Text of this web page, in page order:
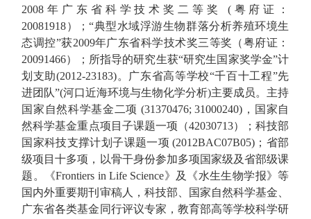
2008 年广东省科学技术奖二等奖 (粤府证：
20081918） ；“典型水域浮游生物群落分析养殖环境生
态调控”获2009年广东省科学技术奖三等奖（粤府证：
20091466） ； 所指导的研究生获“研究生国家奖学金”计
划支助(2012-23183)。 广东省高等学校“千百十工程”先
进团队”(河口近海环境与生物化学分析)主要成员。 主持
国家自然科学基金二项 (31370476; 31000240) ， 国家自
然科学基金重点项目子课题一项（42030713）；科技部
国家科技支撑计划子课题一项 (2012BAC07B05) ；省部
级项目十多项，以骨干身份参加多项国家级及省部级课
题。
《Frontiers in Life Science》
及《水生生物学报》等
国内外重要期刊 审稿人， 科技部、
国家自然科学基金、
广东省各类基金同行评议专家， 教育部高等学校科学研